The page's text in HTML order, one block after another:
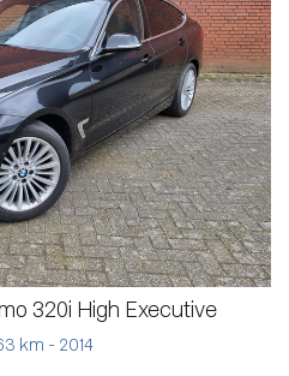
320i High Executive
km - 2014